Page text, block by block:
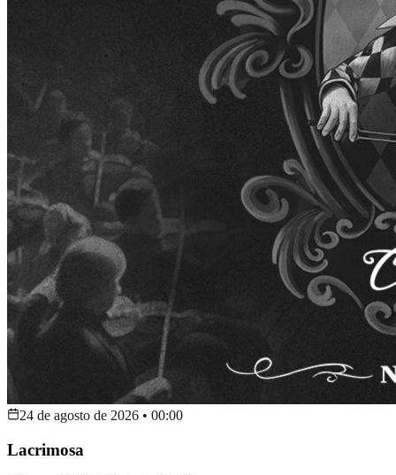
24 de agosto de 2026 • 00:00
Lacrimosa